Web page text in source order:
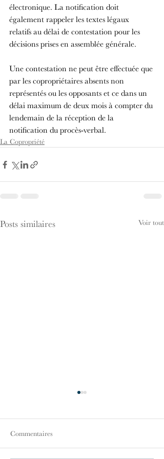
électronique. La notification doit
également rappeler les textes légaux
relatifs au délai de contestation pour les
décisions prises en assemblée générale.
Une contestation ne peut être effectuée que
par les copropriétaires absents non
représentés ou les opposants et ce dans un
délai maximum de deux mois à compter du
lendemain de la réception de la
notification du procès-verbal.
La Copropriété
Posts similaires Voir tout
Commentaires